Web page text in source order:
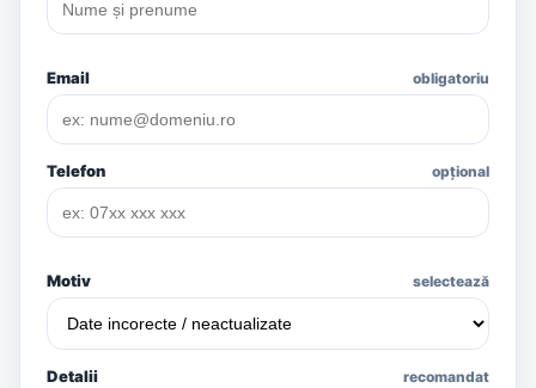
Email obligatoriu
Telefon opțional
Motiv selectează
Detalii recomandat